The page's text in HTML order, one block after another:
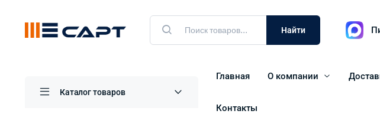
Найти
Каталог товаров
Главная О компании
Контакты